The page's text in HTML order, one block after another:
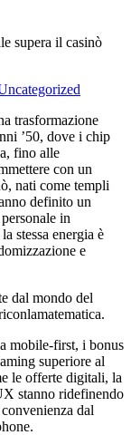
supera il casinò
trasformazione
’50, dove i chip
fino alle
con un
nati come templi
definito un
in
stessa energia è
e
dal mondo del
mobile‑first, i bonus
superiore al
le offerte digitali, la
stanno ridefinendo
dal